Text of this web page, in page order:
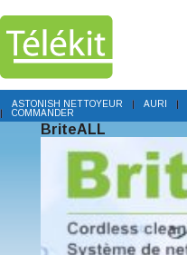
ASTONISH NETTOYEUR AURI
COMMANDER
BriteALL